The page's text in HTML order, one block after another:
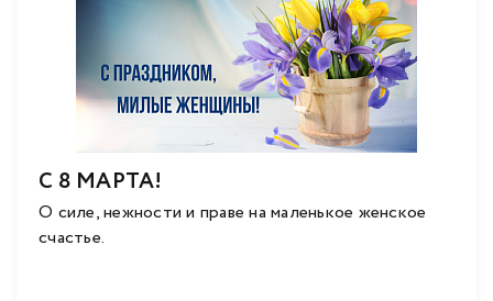
С 8 МАРТА!
О силе, нежности и праве на маленькое женское
счастье.